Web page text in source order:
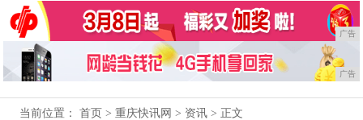
广告
广告
当前位置：首页 >重庆快讯网 > 资讯 > 正文